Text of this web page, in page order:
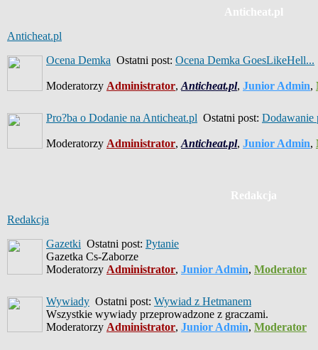
Anticheat.pl
Anticheat.pl
Ocena Demka Ostatni post: Ocena Demka GoesLikeHell...
Moderatorzy Administrator, Anticheat.pl, Junior Admin,
Pro?ba o Dodanie na Anticheat.pl Ostatni post: Dodawanie
Moderatorzy Administrator, Anticheat.pl, Junior Admin,
Redakcja
Redakcja
Gazetki Ostatni post: Pytanie
Gazetka Cs-Zaborze
Moderatorzy Administrator, Junior Admin, Moderator
Wywiady Ostatni post: Wywiad z Hetmanem
Wszystkie wywiady przeprowadzone z graczami.
Moderatorzy Administrator, Junior Admin, Moderator